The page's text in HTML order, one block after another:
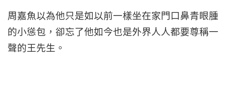
周嘉魚以為他只是如以前一樣坐在家門口鼻青眼腫
的小慫包，卻忘了他如今也是外界人人都要尊稱一
聲的王先生。